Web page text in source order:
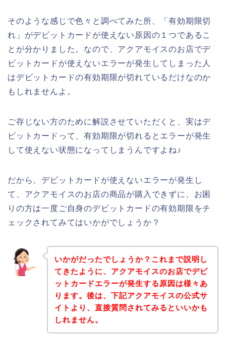
そのような感じで色々と調べてみた所、「有効期限切
れ」がデビットカードが使えない原因の１つであるこ
とが分かりました。なので、アクアモイスのお店でデ
ビットカードが使えないエラーが発生してしまった人
はデビットカードの有効期限が切れているだけなのか
もしれませんよ。
ご存じない方のために解説させていただくと、実はデ
ビットカードって、有効期限が切れるとエラーが発生
して使えない状態になってしまうんですよね♪
だから、デビットカードが使えないエラーが発生し
て、アクアモイスのお店の商品が購入できずに、お困
りの方は一度ご自身のデビットカードの有効期限をチ
ェックされてみてはいかがでしょうか？
いかがだったでしょうか？これまで説明し
てきたように、アクアモイスのお店でデビ
ットカードエラーが発生する原因は様々あ
ります。後は、下記アクアモイスの公式サ
イトより、直接質問されてみるといいかも
しれません。